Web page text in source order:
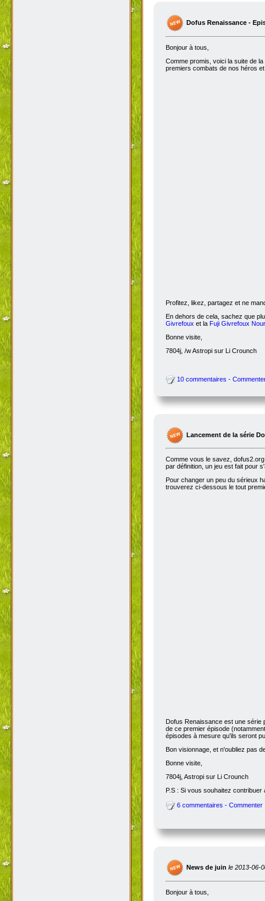
Dofus Renaissance -
Bonjour à tous,
Comme promis, voici la suite de
premiers combats de nos héros
Profitez, likez, partagez et ne
En dehors de cela, sachez que
Givrefoux et la Fuji Givrefoux
Bonne visite,
7804j, /w Astropi sur Li Crounch
10 commentaires -
Lancement de la série
Comme vous le savez,
par définition, un jeu est fait pour
Pour changer un peu du sérieux
trouverez ci-dessous le tout
Dofus Renaissance est une série
de ce premier épisode
épisodes à mesure qu'ils seront
Bon visionnage, et n'oubliez pas
Bonne visite,
7804j, Astropi sur Li Crounch
P.S : Si vous souhaitez
6 commentaires - Commenter
News de juin le 2013-06-
Bonjour à tous,